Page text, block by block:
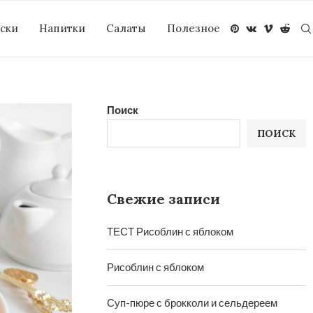
Напитки Салаты Полезное
Поиск
ПОИСК
Свежие записи
ТЕСТ Рисоблин с яблоком
Рисоблин с яблоком
Суп-пюре с брокколи и сельдереем